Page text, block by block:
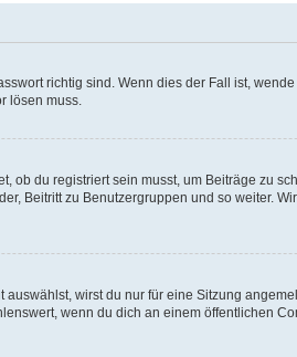
richtig sind. Wenn dies der Fall ist,
lösen muss.
du registriert sein musst, um Beiträge zu
Beitritt zu Benutzergruppen und so weiter.
wirst du nur für eine Sitzung
wenn du dich an einem öffentlichen